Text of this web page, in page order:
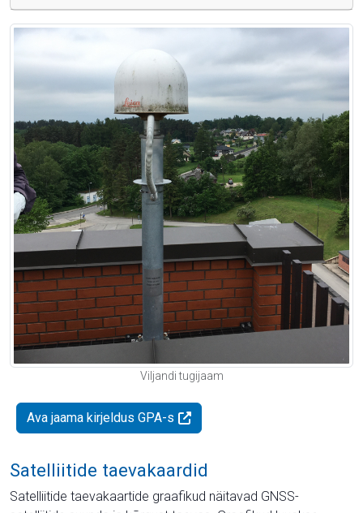
Viljandi tugijaam
Ava jaama kirjeldus GPA-s
Satelliitide taevakaardid
Satelliitide taevakaartide graafikud näitavad GNSS-